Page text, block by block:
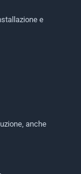
e
anche